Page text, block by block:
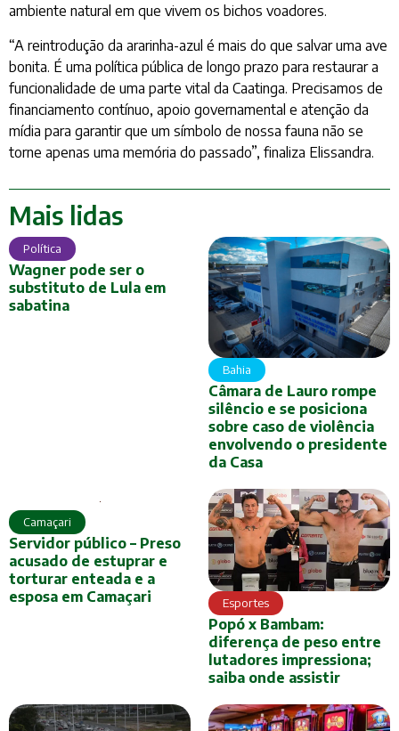
ambiente natural em que vivem os bichos voadores.
“A reintrodução da ararinha-azul é mais do que salvar uma ave
bonita. É uma política pública de longo prazo para restaurar a
funcionalidade de uma parte vital da Caatinga. Precisamos de
financiamento contínuo, apoio governamental e atenção da
mídia para garantir que um símbolo de nossa fauna não se
torne apenas uma memória do passado”, finaliza Elissandra.
Mais lidas
Política
Wagner pode ser o
substituto de Lula em
sabatina
Bahia
Câmara de Lauro rompe
silêncio e se posiciona
sobre caso de violência
envolvendo o presidente
da Casa
Camaçari
Servidor público – Preso
acusado de estuprar e
torturar enteada e a
esposa em Camaçari
Esportes
Popó x Bambam:
diferença de peso entre
lutadores impressiona;
saiba onde assistir